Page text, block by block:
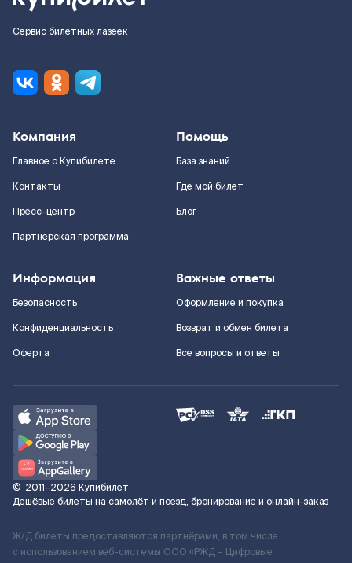
Сервис билетных лазеек
Компания
Главное о Купибилете
Контакты
Пресс-центр
Партнерская программа
Помощь
База знаний
Где мой билет
Блог
Информация
Безопасность
Конфиденциальность
Оферта
Важные ответы
Оформление и покупка
Возврат и обмен билета
Все вопросы и ответы
© 2011–2026 Купибилет
Дешёвые билеты на самолёт и поезд, бронирование и онлайн-заказ
Ж/Д билеты предоставляются партнёрами, в том числе
с использованием веб-системы ООО «РЖД – Цифровые